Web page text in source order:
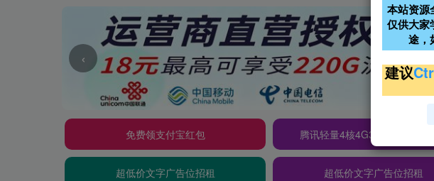
‹
免费领支付宝红包 腾讯轻量4核4G3M服务器38元/
超低价文字广告位招租 超低价文字广告位招租
本站资源
仅供大家
途，
建议